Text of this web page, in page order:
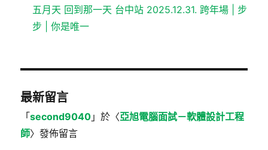
五月天 回到那一天 台中站 2025.12.31. 跨年場 | 步
步 | 你是唯一
最新留言
「second9040 」於〈亞旭電腦面試－軟體設計工程
師〉發佈留言